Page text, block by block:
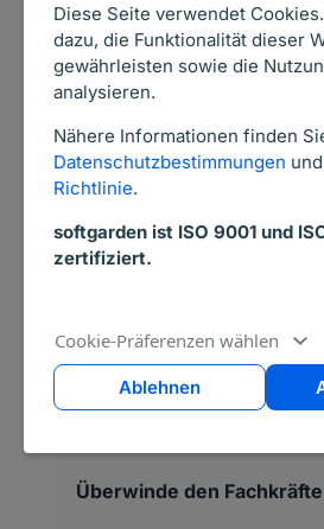
Diese Seite verwendet
dazu, die Funktionalität dieser
gewährleisten sowie die
analysieren.
Nähere Informationen finden
Datenschutzbestimmungen
Richtlinie.
softgarden ist ISO 9001 und
zertifiziert.
Cookie-Präferenzen wählen
Ablehnen
Recruiting
lohnt
Die
softgarden
Blick
finden
Überwinde den